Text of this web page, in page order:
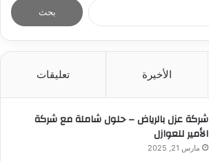
الأخيرة تعليقات
شركة عزل بالرياض – حلول شاملة مع شركة
الأمير للعوازل
مارس 21, 2025